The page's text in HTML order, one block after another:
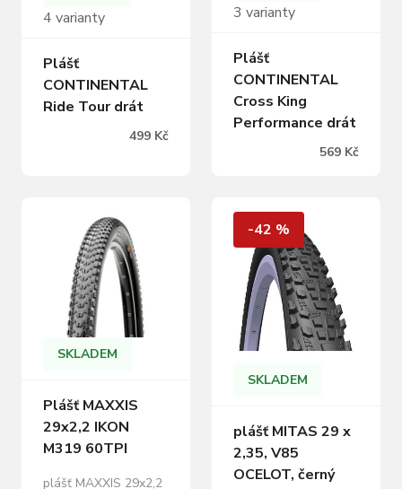
4 varianty
Plášť
CONTINENTAL
Ride Tour drát
499 Kč
3 varianty
Plášť
CONTINENTAL
Cross King
Performance drát
569 Kč
SKLADEM
Plášť MAXXIS
29x2,2 IKON
M319 60TPI
plášť MAXXIS 29x2,2
-42 %
SKLADEM
plášť MITAS 29 x
2,35, V85
OCELOT, černý